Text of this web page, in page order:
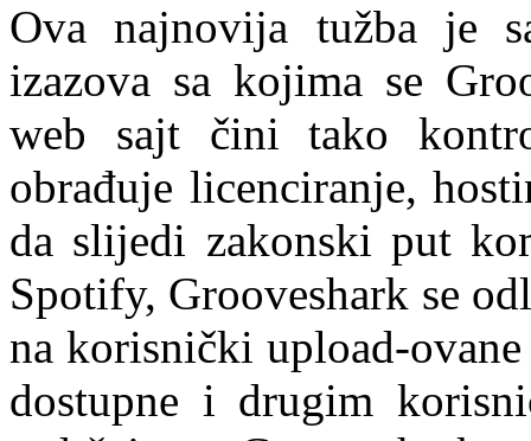
Ova najnovija tužba je
izazova sa ​​kojima se
web sajt čini tako
obrađuje licenciranje,
da slijedi zakonski put
Spotify, Grooveshark se
na korisnički upload-
dostupne i drugim